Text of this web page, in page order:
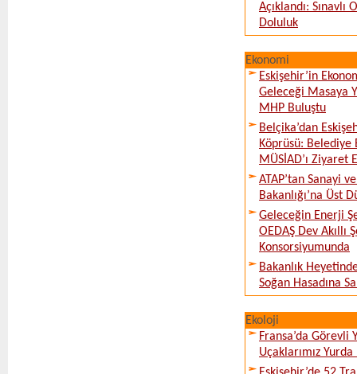
Açıklandı:
Doluluk
Ekonomi
Eskişehir’in
Geleceği Masaya
MHP Buluştu
Belçika’dan
Köprüsü: Belediye
MÜSİAD’ı Ziyaret
ATAP’tan Sanayi
Bakanlığı’na Üst
Geleceğin Enerji
OEDAŞ Dev Akıllı
Konsorsiyumunda
Bakanlık
Soğan Hasadına
Ekoloji
Fransa’da Görevli
Uçaklarımız